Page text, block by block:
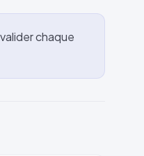
chaque